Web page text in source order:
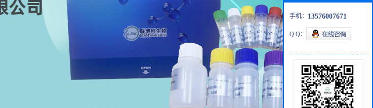
手机： 13576007671
Q Q：